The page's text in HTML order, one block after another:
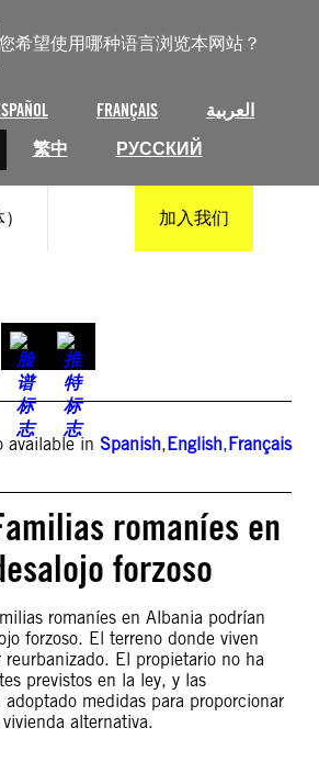
希望使用哪种语言浏览本网站？
FRANÇAIS
العربية
繁中 РУССКИЙ
加入我们
available in Spanish,English,Français
romaníes en
forzoso
romaníes en Albania podrían
forzoso. El terreno donde viven
El propietario no ha
previstos en la ley, y las
medidas para proporcionar
alternativa.